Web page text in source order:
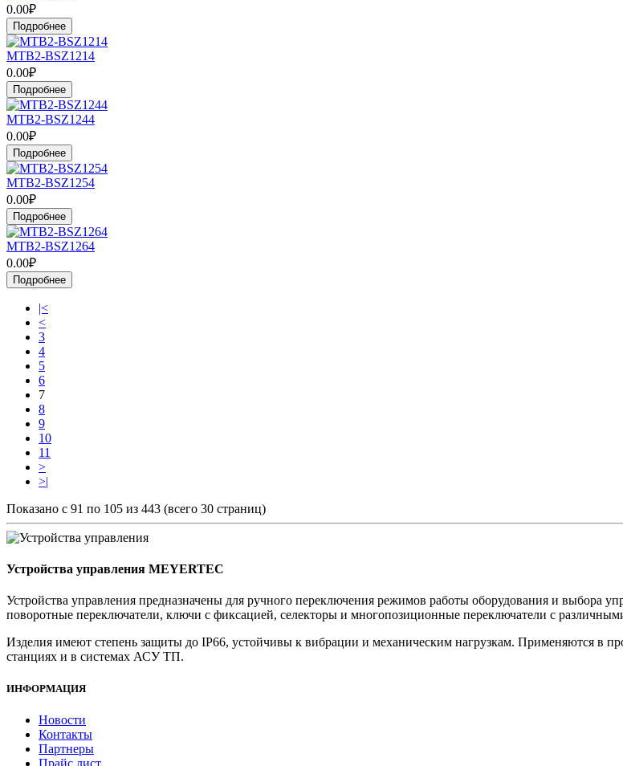
0.00₽
Подробнее
MTB2-BSZ1214
0.00₽
Подробнее
MTB2-BSZ1244
0.00₽
Подробнее
MTB2-BSZ1254
0.00₽
Подробнее
MTB2-BSZ1264
0.00₽
Подробнее
|<
<
3
4
5
6
7
8
9
10
11
>
>|
Показано с 91 по 105 из 443 (всего 30 страниц)
Устройства управления MEYERTEC
Устройства управления предназначены для ручного переключения режимов работы оборудования и выбора
поворотные переключатели, ключи с фиксацией, селекторы и многопозиционные переключатели с
Изделия имеют степень защиты до IP66, устойчивы к вибрации и механическим нагрузкам. Применяются в
станциях и в системах АСУ ТП.
ИНФОРМАЦИЯ
Новости
Контакты
Партнеры
Прайс лист